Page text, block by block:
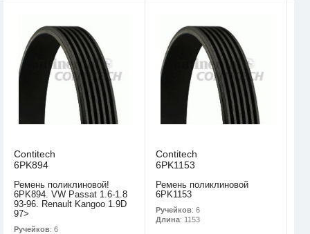
Contitech
6PK894
Ремень поликлиновой!
6PK894. VW Passat 1.6-1.8
93-96. Renault Kangoo 1.9D
97>
Ручейков: 6
Contitech
6PK1153
Ремень поликлиновой
6PK1153
Ручейков: 6
Длина: 1153